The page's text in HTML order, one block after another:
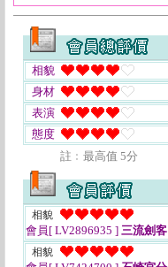
相貌
身材
表演
態度
註﹕最高值 5分
相貌
會員[ LV2896935 ] 三流劍客
相貌